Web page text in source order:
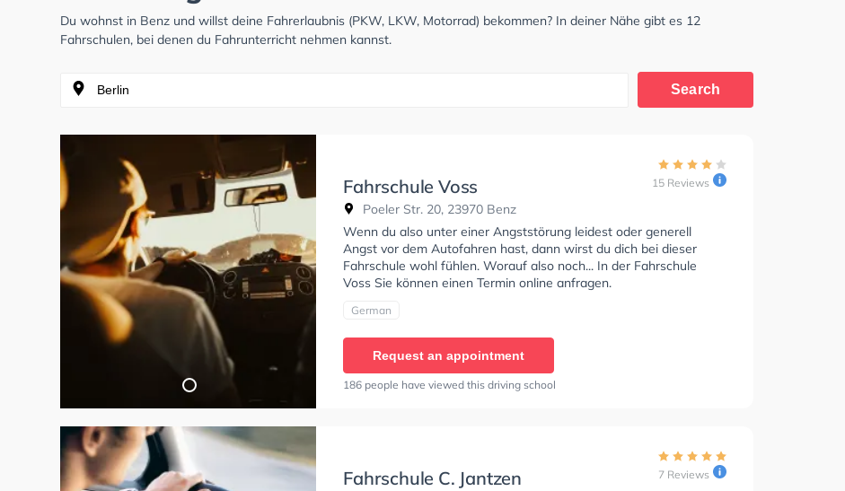
Du wohnst in Benz und willst deine Fahrerlaubnis (PKW, LKW, Motorrad) bekommen? In deiner Nähe gibt es 12
Fahrschulen, bei denen du Fahrunterricht nehmen kannst.
Search
Fahrschule Voss
Poeler Str. 20, 23970 Benz
15 Reviews
Wenn du also unter einer Angststörung leidest oder generell
Angst vor dem Autofahren hast, dann wirst du dich bei dieser
Fahrschule wohl fühlen. Worauf also noch... In der Fahrschule
Voss Sie können einen Termin online anfragen.
German
Request an appointment
186 people have viewed this driving school
Fahrschule C. Jantzen 7 Reviews